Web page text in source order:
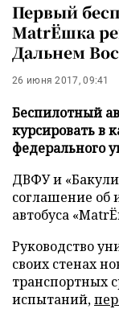
Первый
MatrЁшка
Дальнем
26 июня 2017, 09:41
Беспилотный
курсировать в
федерального
ДВФУ и
соглашение об
автобуса
Руководство
своих стенах
транспортных
испытаний,